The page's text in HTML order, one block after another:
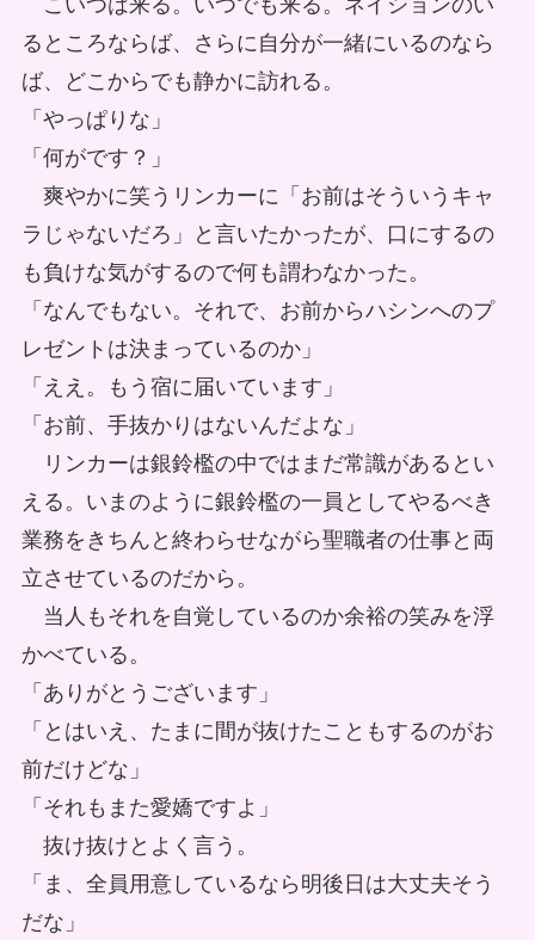
るところならば、さらに自分が一緒にいるのなら
ば、どこからでも静かに訪れる。
「やっぱりな」
「何がです？」
爽やかに笑うリンカーに「お前はそういうキャ
ラじゃないだろ」と言いたかったが、口にするの
も負けな気がするので何も謂わなかった。
「なんでもない。それで、お前からハシンへのプ
レゼントは決まっているのか」
「ええ。もう宿に届いています」
「お前、手抜かりはないんだよな」
リンカーは銀鈴檻の中ではまだ常識があるとい
える。いまのように銀鈴檻の一員としてやるべき
業務をきちんと終わらせながら聖職者の仕事と両
立させているのだから。
当人もそれを自覚しているのか余裕の笑みを浮
かべている。
「ありがとうございます」
「とはいえ、たまに間が抜けたこともするのがお
前だけどな」
「それもまた愛嬌ですよ」
抜け抜けとよく言う。
「ま、全員用意しているなら明後日は大丈夫そう
だな」